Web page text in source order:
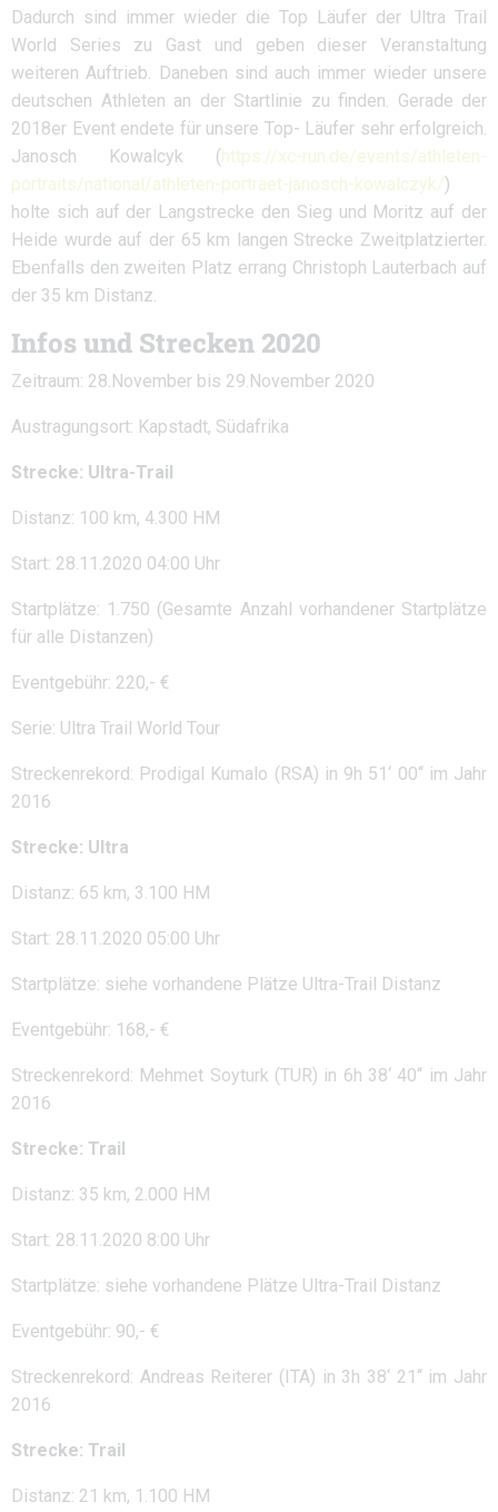
Dadurch sind immer wieder die Top Läufer der Ultra Trail
World Series zu Gast und geben dieser Veranstaltung
weiteren Auftrieb. Daneben sind auch immer wieder unsere
deutschen Athleten an der Startlinie zu finden. Gerade der
2018er Event endete für unsere Top- Läufer sehr erfolgreich.
Janosch Kowalcyk (https://xc-run.de/events/athleten-
portraits/national/athleten-portraet-janosch-kowalczyk/)
holte sich auf der Langstrecke den Sieg und Moritz auf der
Heide wurde auf der 65 km langen Strecke Zweitplatzierter.
Ebenfalls den zweiten Platz errang Christoph Lauterbach auf
der 35 km Distanz.
Infos und Strecken 2020
Zeitraum: 28.November bis 29.November 2020
Austragungsort: Kapstadt, Südafrika
Strecke: Ultra-Trail
Distanz: 100 km, 4.300 HM
Start: 28.11.2020 04:00 Uhr
Startplätze: 1.750 (Gesamte Anzahl vorhandener Startplätze
für alle Distanzen)
Eventgebühr: 220,- €
Serie: Ultra Trail World Tour
Streckenrekord: Prodigal Kumalo (RSA) in 9h 51‘ 00‘‘ im Jahr
2016
Strecke: Ultra
Distanz: 65 km, 3.100 HM
Start: 28.11.2020 05:00 Uhr
Startplätze: siehe vorhandene Plätze Ultra-Trail Distanz
Eventgebühr: 168,- €
Streckenrekord: Mehmet Soyturk (TUR) in 6h 38‘ 40‘‘ im Jahr
2016
Strecke: Trail
Distanz: 35 km, 2.000 HM
Start: 28.11.2020 8:00 Uhr
Startplätze: siehe vorhandene Plätze Ultra-Trail Distanz
Eventgebühr: 90,- €
Streckenrekord: Andreas Reiterer (ITA) in 3h 38‘ 21‘‘ im Jahr
2016
Strecke: Trail
Distanz: 21 km, 1.100 HM